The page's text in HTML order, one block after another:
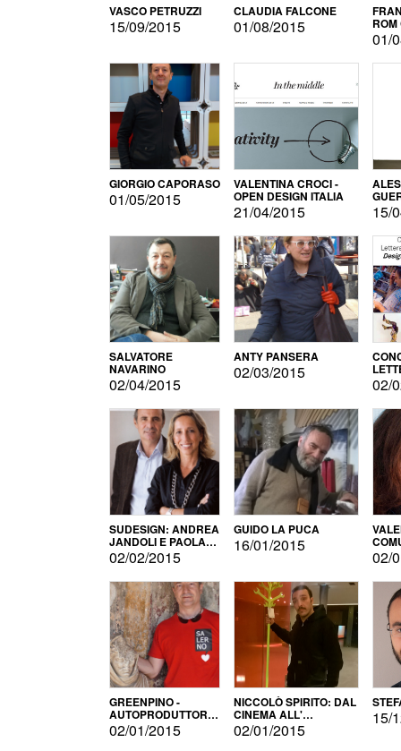
VASCO PETRUZZI
15/09/2015
CLAUDIA FALCONE
01/08/2015
01/
GIORGIO CAPORASO
01/05/2015
VALENTINA CROCI -
OPEN DESIGN ITALIA
21/04/2015 15/
SALVATORE
NAVARINO
02/04/2015
ANTY PANSERA
02/03/2015
02/
SUDESIGN: ANDREA
JANDOLI E PAOLA
PISAPIA
02/02/2015
GUIDO LA PUCA
16/01/2015
02/
GREENPINO -
AUTOPRODUTTORE
PER AMORE
02/01/2015
NICCOLÒ SPIRITO: DAL
CINEMA ALL'
AUTOPRODUZIONE
02/01/2015
15/